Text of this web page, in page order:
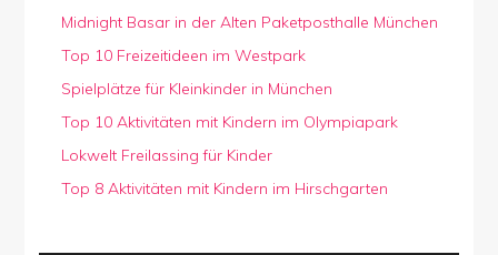
Midnight Basar in der Alten Paketposthalle München
Top 10 Freizeitideen im Westpark
Spielplätze für Kleinkinder in München
Top 10 Aktivitäten mit Kindern im Olympiapark
Lokwelt Freilassing für Kinder
Top 8 Aktivitäten mit Kindern im Hirschgarten